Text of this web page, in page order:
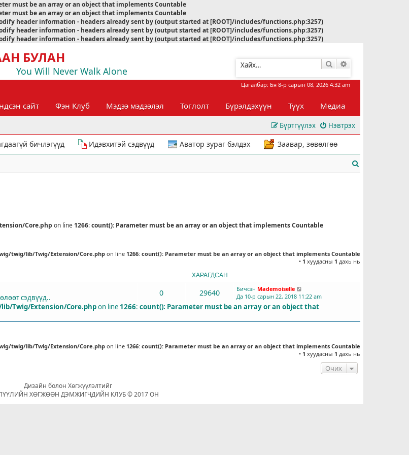
must be an array or an object that implements Countable
must be an array or an object that implements Countable
header information - headers already sent by (output started at [ROOT]/includes/functions.php:3257)
header information - headers already sent by (output started at [ROOT]/includes/functions.php:3257)
header information - headers already sent by (output started at [ROOT]/includes/functions.php:3257)
БУЛАН
You Will Never Walk Alone
Хайлт
Цагалбар: Бя 8-р сарын 08, 2026 4:32 am
сайт Фэн Клуб Мэдээ мэдээлэл Тоглолт Бүрэлдэхүүн Түүх Медиа
Нэвтрэх
Бүртгүүлэх
бичлэгүүд Идэвхитэй сэдвүүд Аватор зураг бэлдэх Заавар, зөвөлгөө
Core.php on line 1266:count(): Parameter must be an array or an object that implements Countable
twig/lib/Twig/Extension/Core.phpon line 1266: count(): Parameter must be an array or an object that implements Countable
• 1 хуудасны 1 дахь нь
ХАРАГДСАН
сэдвүүд..
Twig/Extension/Core.phpon line 1266: count(): Parameter must be an array or an object that
0 29640 Бичсэн Mademoiselle
Да 10-р сарын 22, 2018 11:22 am
twig/lib/Twig/Extension/Core.phpon line 1266: count(): Parameter must be an array or an object that implements Countable
• 1 хуудасны 1 дахь нь
Очих
Дизайн болон Хөгжүүлэлтийг
ХӨГЖӨӨН ДЭМЖИГЧДИЙН КЛУБ © 2017 ОН